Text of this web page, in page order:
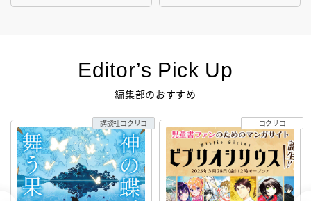
Editor’s Pick Up
編集部のおすすめ
講談社コクリコ コクリコ